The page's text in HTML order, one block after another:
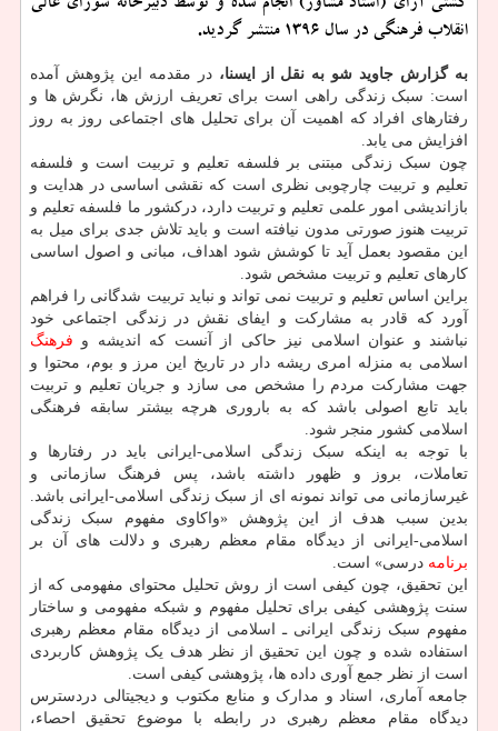
كشتی آرای (استاد مشاور) انجام شده و توسط دبیرخانه شورای عالی
انقلاب فرهنگی در سال 1396 منتشر گردید.
به گزارش جاوید شو به نقل از ایسنا،در مقدمه این پژوهش آمده
است: سبک زندگی راهی است برای تعریف ارزش ها، نگرش ها و
رفتارهای افراد که اهمیت آن برای تحلیل های اجتماعی روز به روز
افزایش می یابد.
چون سبک زندگی مبتنی بر فلسفه تعلیم و تربیت است و فلسفه
تعلیم و تربیت چارچوبی نظری است که نقشی اساسی در هدایت و
بازاندیشی امور علمی تعلیم و تربیت دارد، درکشور ما فلسفه تعلیم و
تربیت هنوز صورتی مدون نیافته است و باید تلاش جدی برای میل به
این مقصود بعمل آید تا کوشش شود اهداف، مبانی و اصول اساسی
کارهای تعلیم و تربیت مشخص شود.
براین اساس تعلیم و تربیت نمی تواند و نباید تربیت شدگانی را فراهم
آورد که قادر به مشارکت و ایفای نقش در زندگی اجتماعی خود
نباشند و عنوان اسلامی نیز حاکی از آنست که اندیشه و فرهنگ
اسلامی به منزله امری ریشه دار در تاریخ این مرز و بوم، محتوا و
جهت مشارکت مردم را مشخص می سازد و جریان تعلیم و تربیت
باید تابع اصولی باشد که به باروری هرچه بیشتر سابقه فرهنگی
اسلامی کشور منجر شود.
با توجه به اینکه سبک زندگی اسلامی-ایرانی باید در رفتارها و
تعاملات، بروز و ظهور داشته باشد، پس فرهنگ سازمانی و
غیرسازمانی می تواند نمونه ای از سبک زندگی اسلامی-ایرانی باشد.
بدین سبب هدف از این پژوهش «واکاوی مفهوم سبک زندگی
اسلامی-ایرانی از دیدگاه مقام معظم رهبری و دلالت های آن بر
برنامه درسی» است.
این تحقیق، چون کیفی است از روش تحلیل محتوای مفهومی که از
سنت پژوهشی کیفی برای تحلیل مفهوم و شبکه مفهومی و ساختار
مفهوم سبک زندگی ایرانی ـ اسلامی از دیدگاه مقام معظم رهبری
استفاده شده و چون این تحقیق از نظر هدف یک پژوهش کاربردی
است از نظر جمع آوری داده ها، پژوهشی کیفی است.
جامعه آماری، اسناد و مدارک و منابع مکتوب و دیجیتالی دردسترس
دیدگاه مقام معظم رهبری در رابطه با موضوع تحقیق احصاء،